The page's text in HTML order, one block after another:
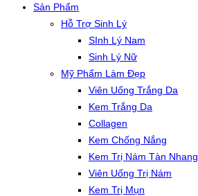
Sản Phẩm
Hỗ Trợ Sinh Lý
SInh Lý Nam
Sinh Lý Nữ
Mỹ Phẩm Làm Đẹp
Viên Uống Trắng Da
Kem Trắng Da
Collagen
Kem Chống Nắng
Kem Trị Nám Tàn Nhang
Viên Uống Trị Nám
Kem Trị Mụn